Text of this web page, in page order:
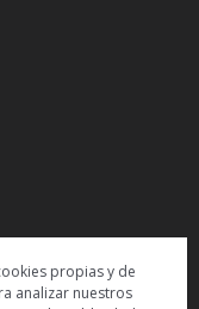
propias y de
analizar nuestros